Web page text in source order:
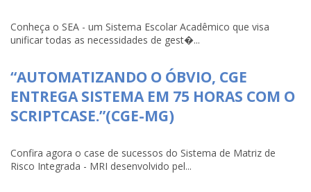
Conheça o SEA - um Sistema Escolar Acadêmico que visa
unificar todas as necessidades de gest�...
“AUTOMATIZANDO O ÓBVIO, CGE
ENTREGA SISTEMA EM 75 HORAS COM O
SCRIPTCASE.”(CGE-MG)
Confira agora o case de sucessos do Sistema de Matriz de
Risco Integrada - MRI desenvolvido pel...